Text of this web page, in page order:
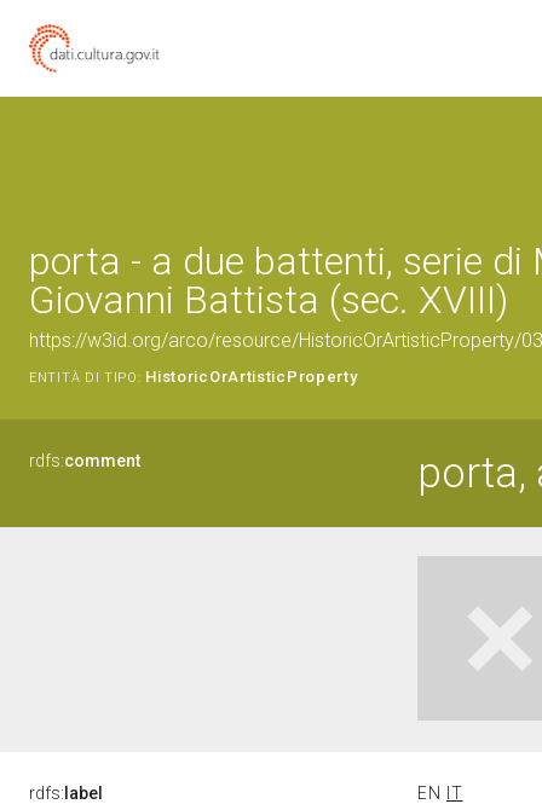
porta - a due battenti, serie di
Giovanni Battista (sec. XVIII)
https://w3id.org/arco/resource/HistoricOrArtisticProperty/
ENTITÀ DI TIPO: HistoricOrArtisticProperty
rdfs:comment porta,
rdfs: label EN IT